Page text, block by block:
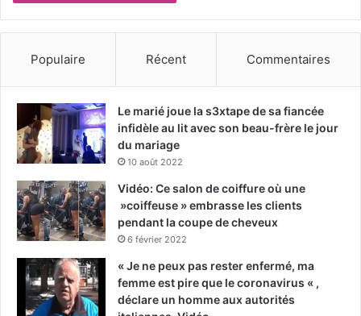
Populaire Récent Commentaires
Le marié joue la s3xtape de sa fiancée
infidèle au lit avec son beau-frère le jour
du mariage
10 août 2022
Vidéo: Ce salon de coiffure où une
»coiffeuse » embrasse les clients
pendant la coupe de cheveux
6 février 2022
« Je ne peux pas rester enfermé, ma
femme est pire que le coronavirus « ,
déclare un homme aux autorités